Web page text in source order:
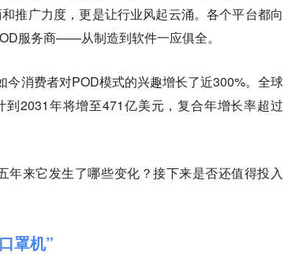
推广力度，更是让行业风起云涌。各个平台都向
服务商——从制造到软件一应俱全。
消费者对POD模式的兴趣增长了近300%。全球
2031年将增至471亿美元，复合年增长率超过
来它发生了哪些变化？接下来是否还值得投入
罩机”